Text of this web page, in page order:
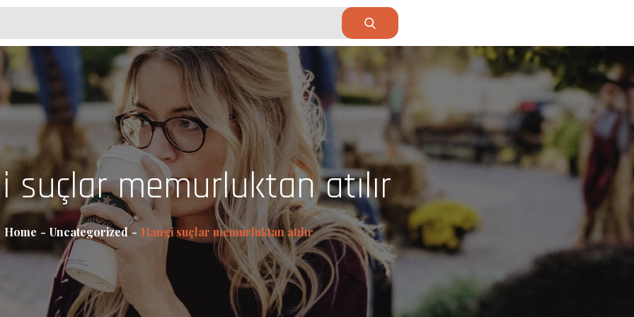
suçlar memurluktan atılır
Home Uncategorized Hangi suçlar memurluktan atılır